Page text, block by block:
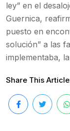
ley” en el
Guernica,
puesto en
solución” a las
implementaba,
Share This